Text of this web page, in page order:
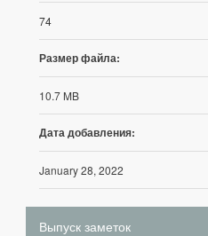
74
Размер файла:
10.7 MB
Дата добавления:
January 28, 2022
Выпуск заметок